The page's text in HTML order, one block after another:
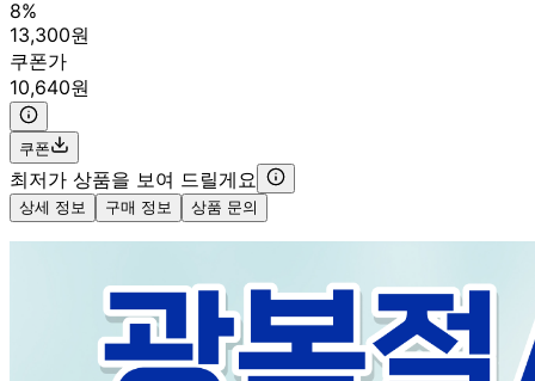
8%
13,300원
쿠폰가
10,640원
쿠폰
최저가 상품을 보여 드릴게요
상세 정보 구매 정보 상품 문의